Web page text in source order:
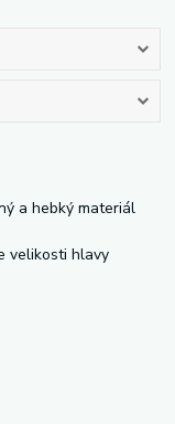
a hebký materiál
velikosti hlavy